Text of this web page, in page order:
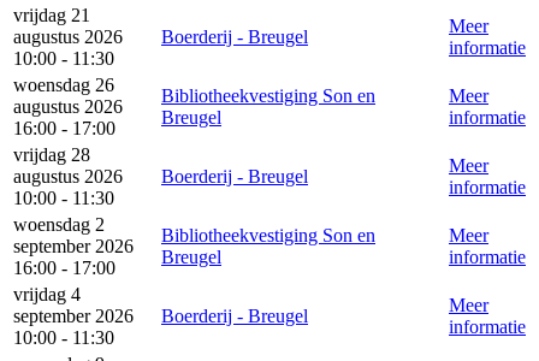
vrijdag 21
augustus 2026
10:00 - 11:30
Boerderij - Breugel
Meer
informatie
woensdag 26
augustus 2026
16:00 - 17:00
Bibliotheekvestiging Son en
Breugel
Meer
informatie
vrijdag 28
augustus 2026
10:00 - 11:30
Boerderij - Breugel
Meer
informatie
woensdag 2
september 2026
16:00 - 17:00
Bibliotheekvestiging Son en
Breugel
Meer
informatie
vrijdag 4
september 2026
10:00 - 11:30
Boerderij - Breugel
Meer
informatie